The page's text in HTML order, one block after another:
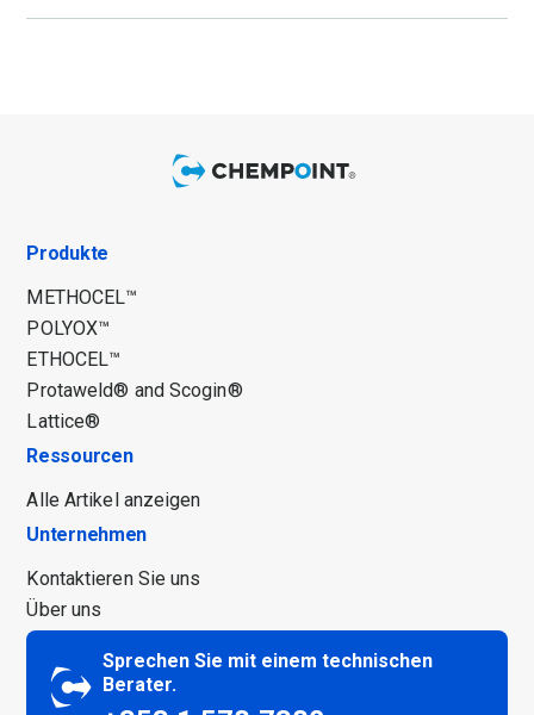
Produkte
METHOCEL™
POLYOX™
ETHOCEL™
Protaweld® and Scogin®
Lattice®
Ressourcen
Alle Artikel anzeigen
Unternehmen
Kontaktieren Sie uns
Über uns
Sprechen Sie mit einem technischen
Berater.